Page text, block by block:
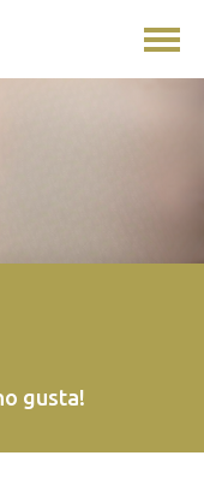
gusta!